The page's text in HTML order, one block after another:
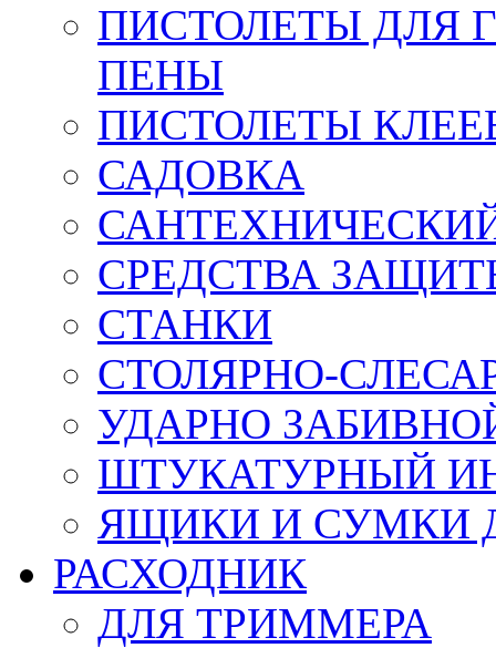
ПИСТОЛЕТЫ ДЛЯ
ПЕНЫ
ПИСТОЛЕТЫ
САДОВКА
СРЕДСТВА
СТАНКИ
СТОЛЯРНО-
УДАРНО
ШТУКАТУРНЫЙ
ЯЩИКИ И СУМКИ
РАСХОДНИК
ДЛЯ ТРИММЕРА